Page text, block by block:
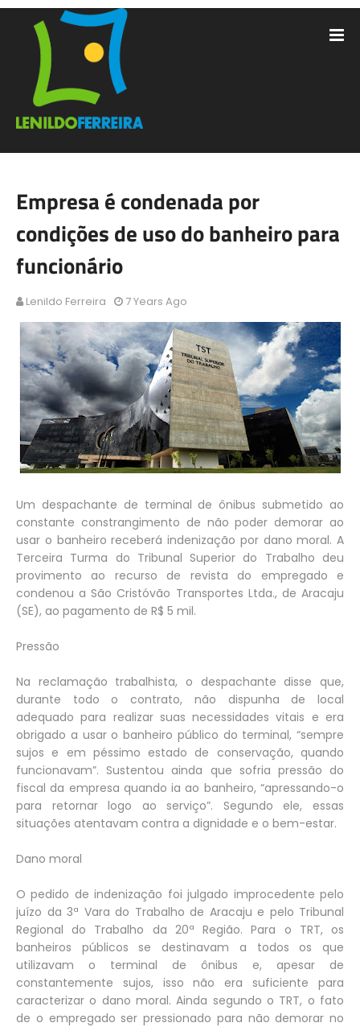
Empresa é condenada por
condições de uso do banheiro para
funcionário
Lenildo Ferreira 7 Years Ago
Um despachante de terminal de ônibus submetido ao
constante constrangimento de não poder demorar ao
usar o banheiro receberá indenização por dano moral. A
Terceira Turma do Tribunal Superior do Trabalho deu
provimento ao recurso de revista do empregado e
condenou a São Cristóvão Transportes Ltda., de Aracaju
(SE), ao pagamento de R$ 5 mil.
Pressão
Na reclamação trabalhista, o despachante disse que,
durante todo o contrato, não dispunha de local
adequado para realizar suas necessidades vitais e era
obrigado a usar o banheiro público do terminal, “sempre
sujos e em péssimo estado de conservação, quando
funcionavam”. Sustentou ainda que sofria pressão do
fiscal da empresa quando ia ao banheiro, “apressando-o
para retornar logo ao serviço”. Segundo ele, essas
situações atentavam contra a dignidade e o bem-estar.
Dano moral
O pedido de indenização foi julgado improcedente pelo
juízo da 3ª Vara do Trabalho de Aracaju e pelo Tribunal
Regional do Trabalho da 20ª Região. Para o TRT, os
banheiros públicos se destinavam a todos os que
utilizavam o terminal de ônibus e, apesar de
constantemente sujos, isso não era suficiente para
caracterizar o dano moral. Ainda segundo o TRT, o fato
de o empregado ser pressionado para não demorar no